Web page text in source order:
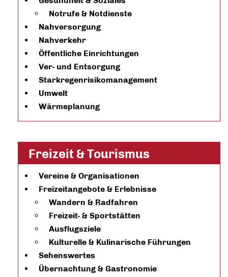
Notrufe & Notdienste
Nahversorgung
Nahverkehr
Öffentliche Einrichtungen
Ver- und Entsorgung
Starkregenrisikomanagement
Umwelt
Wärmeplanung
Freizeit & Tourismus
Vereine & Organisationen
Freizeitangebote & Erlebnisse
Wandern & Radfahren
Freizeit- & Sportstätten
Ausflugsziele
Kulturelle & Kulinarische Führungen
Sehenswertes
Übernachtung & Gastronomie